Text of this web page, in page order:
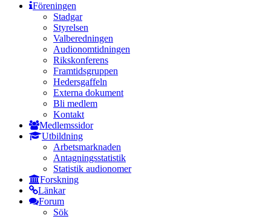
Föreningen
Stadgar
Styrelsen
Valberedningen
Audionomtidningen
Rikskonferens
Framtidsgruppen
Hedersgaffeln
Externa dokument
Bli medlem
Kontakt
Medlemssidor
Utbildning
Arbetsmarknaden
Antagningsstatistik
Statistik audionomer
Forskning
Länkar
Forum
Sök